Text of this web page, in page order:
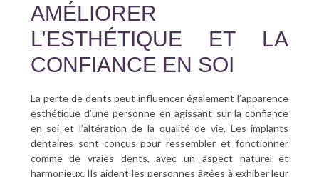
AMÉLIORER
L’ESTHÉTIQUE ET LA
CONFIANCE EN SOI
La perte de dents peut influencer également l’apparence
esthétique d’une personne en agissant sur la confiance
en soi et l’altération de la qualité de vie. Les implants
dentaires sont conçus pour ressembler et fonctionner
comme de vraies dents, avec un aspect naturel et
harmonieux. Ils aident les personnes âgées à exhiber leur